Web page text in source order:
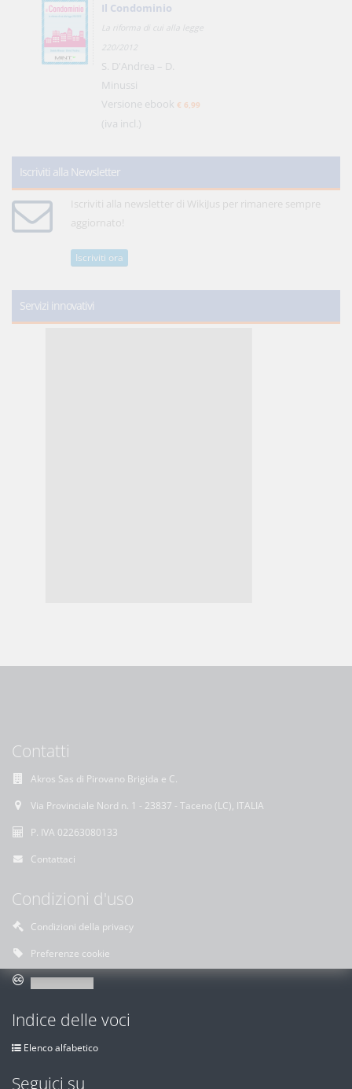
Il Condominio
La riforma di cui alla legge
220/2012
S. D'Andrea – D.
Minussi
Versione ebook€ 6,99
(iva incl.)
Iscriviti alla Newsletter
Iscriviti alla newsletter di WikiJus per rimanere sempre
aggiornato!
Iscriviti ora
Servizi innovativi
Contatti
Akros Sas di Pirovano Brigida e C.
Via Provinciale Nord n. 1 - 23837 - Taceno (LC), ITALIA
P. IVA 02263080133
Contattaci
Condizioni d'uso
Condizioni della privacy
Preferenze cookie
Indice delle voci
Elenco alfabetico
Seguici su